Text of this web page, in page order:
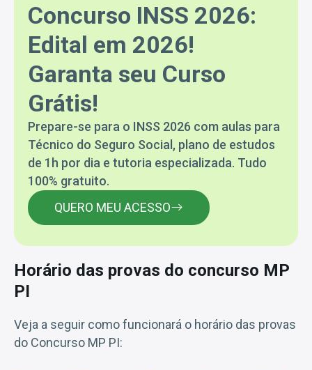
Concurso INSS 2026:
Edital em 2026!
Garanta seu Curso
Grátis!
Prepare-se para o INSS 2026 com aulas para
Técnico do Seguro Social, plano de estudos
de 1h por dia e tutoria especializada. Tudo
100% gratuito.
QUERO MEU ACESSO
Horário das provas do concurso MP
PI
Veja a seguir como funcionará o horário das provas
do Concurso MP PI: